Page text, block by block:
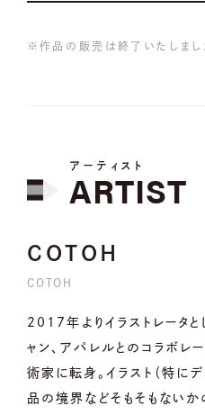
※作品の販売は終了いたしまし
アーティスト
ARTIST
COTOH
COTOH
2017年よりイラストレータと
ャン、アパレルとのコラボレ
術家に転身。イラスト（特に
品の境界などそもそもないか